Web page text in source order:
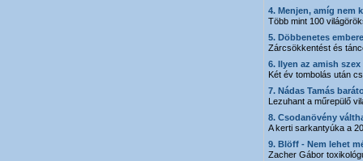
4. Menjen, amíg nem
Több mint 100
5. Döbbenetes
Zárcsökkentést és
6. Ilyen az amish szex
Két év tombolás után
7. Nádas Tamás
Lezuhant a műrepülő
8. Csodanövény
A kerti sarkantyúka a
9. Blöff - Nem lehet
Zacher Gábor